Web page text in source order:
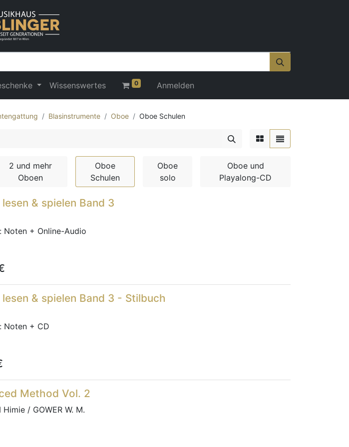
Wissenswertes 0 Anmelden
Blasinstrumente Oboe Oboe Schulen
2 und mehr
Oboen
Oboe
Schulen
Oboe
solo
Oboe und
Playalong-CD
& spielen Band 3
Noten + Online-Audio
lesen & spielen Band 3 - Stilbuch
Noten + CD
Method Vol. 2
Himie / GOWER W. M.